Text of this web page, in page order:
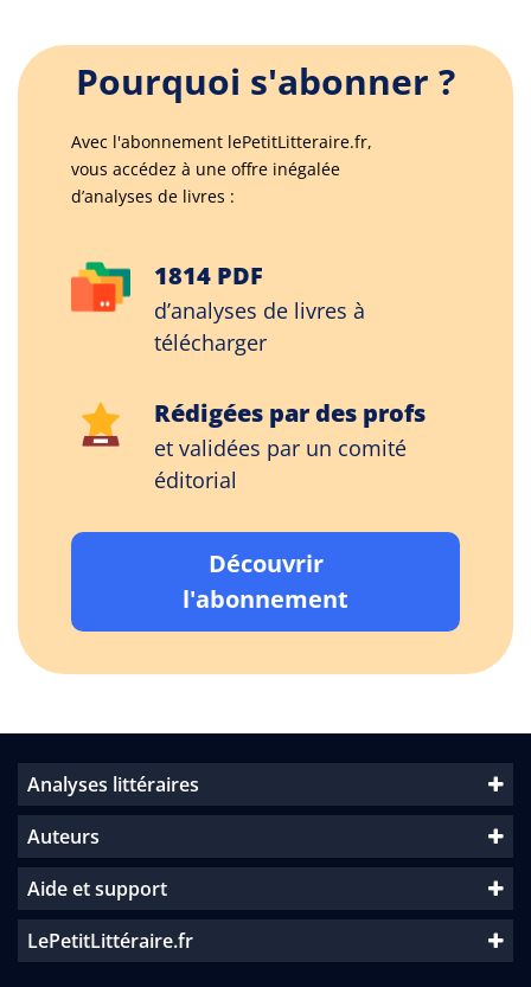
Pourquoi s'abonner ?
Avec l'abonnement lePetitLitteraire.fr,
vous accédez à une offre inégalée
d’analyses de livres :
1814 PDF
d’analyses de livres à
télécharger
Rédigées par des profs
et validées par un comité
éditorial
Découvrir
l'abonnement
Analyses littéraires
Auteurs
Aide et support
LePetitLittéraire.fr